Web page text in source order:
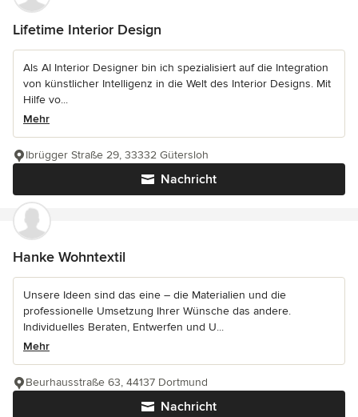
Lifetime Interior Design
Als AI Interior Designer bin ich spezialisiert auf die Integration
von künstlicher Intelligenz in die Welt des Interior Designs. Mit
Hilfe vo...
Mehr
Nachricht
Ibrügger Straße 29, 33332 Gütersloh
Hanke Wohntextil
Unsere Ideen sind das eine – die Materialien und die
professionelle Umsetzung Ihrer Wünsche das andere.
Individuelles Beraten, Entwerfen und U...
Mehr
Nachricht
Beurhausstraße 63, 44137 Dortmund